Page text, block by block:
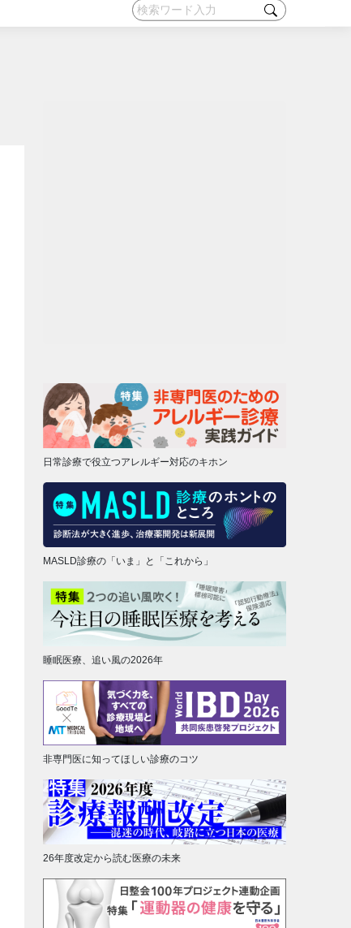
日常診療で役立つアレルギー対応のキホン
MASLD診療の「いま」と「これから」
睡眠医療、追い風の2026年
非専門医に知ってほしい診療のコツ
26年度改定から読む医療の未来